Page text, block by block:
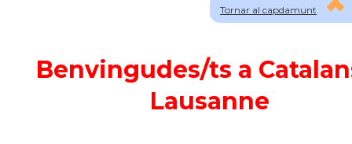
Tornar al capdamunt
Benvingudes/ts a
Lausanne